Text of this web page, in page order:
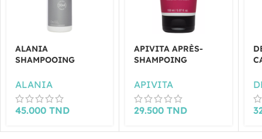
ALANIA
SHAMPOOING
PRODIGE 400ML
ALANIA
45.000 TND
APIVITA APRÈS-
SHAMPOING
CLAIRSEMÉS 150ML
APIVITA
29.500TND